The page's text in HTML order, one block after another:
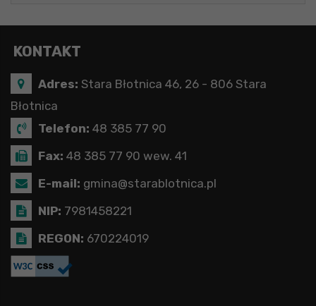
KONTAKT
Adres: Stara Błotnica 46, 26 - 806 Stara
Błotnica
Telefon: 48 385 77 90
Fax: 48 385 77 90 wew. 41
E-mail: gmina@starablotnica.pl
NIP: 7981458221
REGON: 670224019